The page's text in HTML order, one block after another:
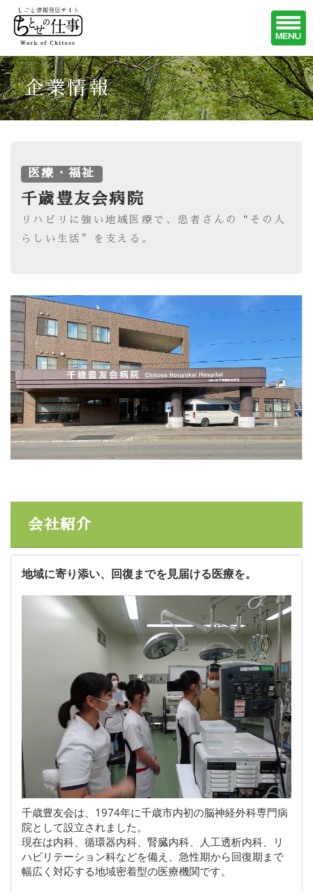
企業情報
医療・福祉
千歳豊友会病院
リハビリに強い地域医療で、患者さんの“その人
らしい生活”を支える。
会社紹介
地域に寄り添い、回復までを見届ける医療を。
千歳豊友会は、1974年に千歳市内初の脳神経外科専門病
院として設立されました。
現在は内科、循環器内科、腎臓内科、人工透析内科、リ
ハビリテーション科などを備え、急性期から回復期まで
幅広く対応する地域密着型の医療機関です。